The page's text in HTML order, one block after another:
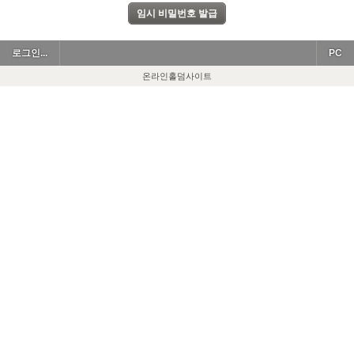
로그인... PC
온라인홀덤사이트